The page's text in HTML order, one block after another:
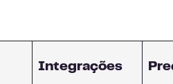
Integrações